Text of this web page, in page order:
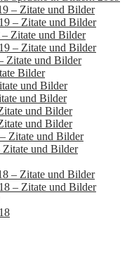
– Zitate und Bilder
– Zitate und Bilder
Zitate und Bilder
– Zitate und Bilder
Zitate und Bilder
Bilder
und Bilder
und Bilder
und Bilder
und Bilder
Zitate und Bilder
Zitate und Bilder
– Zitate und Bilder
– Zitate und Bilder